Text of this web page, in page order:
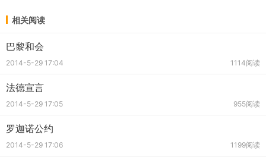
相关阅读
巴黎和会
2014-5-29 17:04 1114阅读
法德宣言
2014-5-29 17:05 955阅读
罗迦诺公约
2014-5-29 17:06 1199阅读